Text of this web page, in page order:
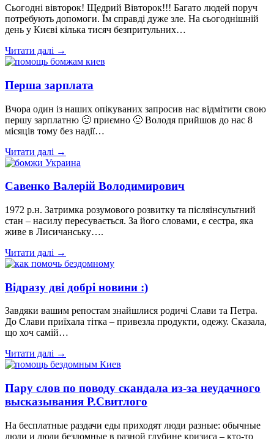
Сьогодні вівторок! Щедрий Вівторок!!! Багато людей поруч
потребують допомоги. Їм справді дуже зле. На сьогоднішній
день у Києві кілька тисяч безпритульних…
Читати далі →
Перша зарплата
Вчора один із наших опікуваних запросив нас відмітити свою
першу зарплатню 🙂 приємно 🙂 Володя прийшов до нас 8
місяців тому без надії…
Читати далі →
Савенко Валерій Володимирович
1972 р.н. Затримка розумового розвитку та післяінсультний
стан – насилу пересувається. За його словами, є сестра, яка
живе в Лисичанську….
Читати далі →
Відразу дві добрі новини :)
Завдяки вашим репостам знайшлися родичі Слави та Петра.
До Слави приїхала тітка – привезла продукти, одежу. Сказала,
що хоч самій…
Читати далі →
Пару слов по поводу скандала из-за неудачного
высказывания Р.Свитлого
На бесплатные раздачи еды приходят люди разные: обычные
люди и люди бездомные в разной глубине кризиса – кто-то